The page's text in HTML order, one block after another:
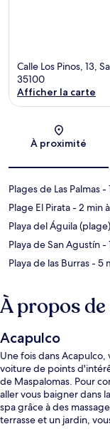
Calle Los Pinos, 13,
35100
Afficher la carte
À proximité
Plages de Las Palmas-
Plage El Pirata- 2 min
Playa del Águila (plage)
Playa de San Agustín-
Playa de las Burras- 5
À propos
Acapulco
Une fois dans Acapulco,
voiture de points
de Maspalomas. Pour
aller vous baigner dans
spa grâce à des
terrasse et un jardin,